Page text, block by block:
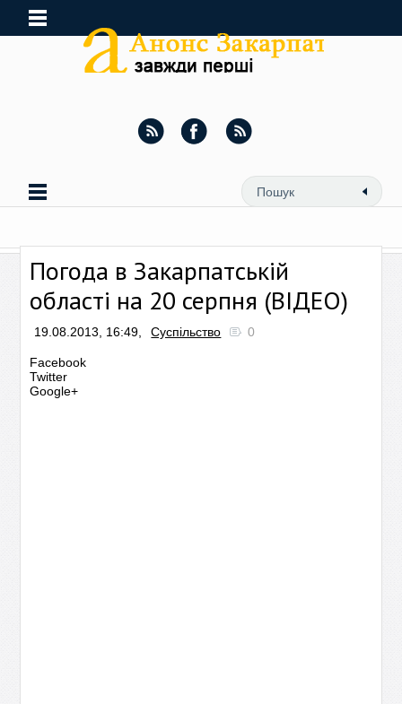
Погода в Закарпатській
області на 20 серпня (ВІДЕО)
19.08.2013, 16:49, Суспільство 0
Facebook
Twitter
Google+